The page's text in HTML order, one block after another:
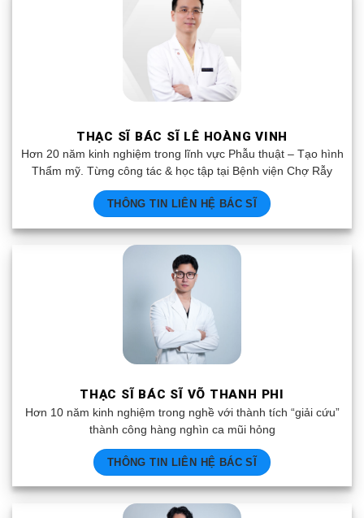
THẠC SĨ BÁC SĨ LÊ HOÀNG VINH
Hơn 20 năm kinh nghiệm trong lĩnh vực Phẫu thuật – Tạo hình
Thẩm mỹ. Từng công tác & học tập tại Bệnh viện Chợ Rẫy
THÔNG TIN LIÊN HỆ BÁC SĨ
THẠC SĨ BÁC SĨ VÕ THANH PHI
Hơn 10 năm kinh nghiệm trong nghề với thành tích “giải cứu”
thành công hàng nghìn ca mũi hỏng
THÔNG TIN LIÊN HỆ BÁC SĨ